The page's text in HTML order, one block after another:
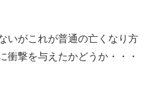
いがこれが普通の亡くなり方
衝撃を与えたかどうか・・・